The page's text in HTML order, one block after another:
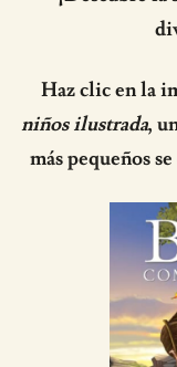
Haz clic en la
niños ilustrada,
más pequeños